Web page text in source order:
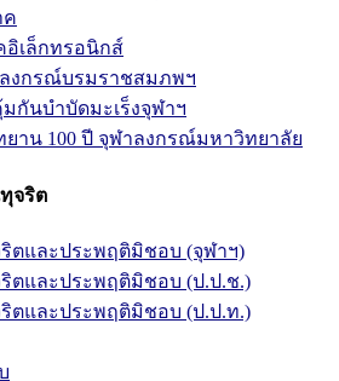
ค
อิเล็กทรอนิกส์
งกรณ์บรมราชสมภพฯ
กันบำบัดมะเร็งจุฬาฯ
ยาน 100 ปี จุฬาลงกรณ์มหาวิทยาลัย
ทุจริต
ริตและประพฤติมิชอบ (จุฬาฯ)
ริตและประพฤติมิชอบ (ป.ป.ช.)
ริตและประพฤติมิชอบ (ป.ป.ท.)